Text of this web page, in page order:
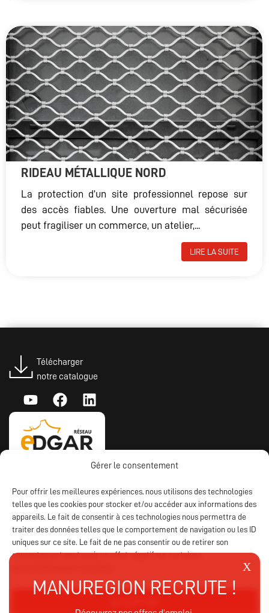
Gérer le consentement
Pour offrir les meilleures expériences, nous utilisons des technologies
telles que les cookies pour stocker et/ou accéder aux informations des
appareils. Le fait de consentir à ces technologies nous permettra de
traiter des données telles que le comportement de navigation ou les ID
uniques sur ce site. Le fait de ne pas consentir ou de retirer son
consentement peut avoir un effet négatif sur certaines
RIDEAU MÉTALLIQUE NORD
La protection d’un site professionnel repose sur
des accès fiables. Une ouverture mal sécurisée
peut fragiliser un commerce, un atelier,...
LIRE LA SUITE
Télécharger
notre catalogue